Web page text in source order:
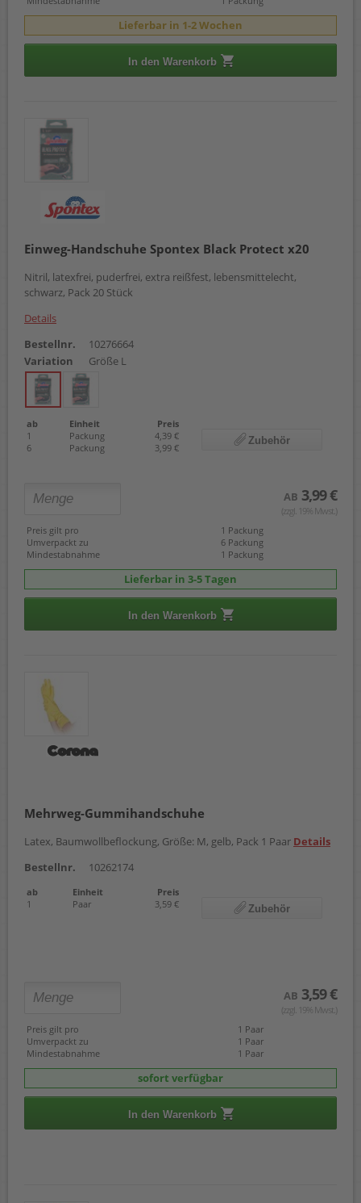
Lieferbar in 1-2 Wochen
In den Warenkorb
Einweg-Handschuhe Spontex Black Protect x20
Nitril, latexfrei, puderfrei, extra reißfest, lebensmittelecht,
schwarz, Pack 20 Stück
Details
Bestellnr.
10276664
Variation
Größe L
ab Einheit
Preis
1
Packung
4,39 €
6
Packung 3,99 €
Zubehör
AB 3,99 €
(zzgl. 19% Mwst.)
Preis gilt pro
1 Packung
Umverpackt zu
6 Packung
Mindestabnahme
1 Packung
Lieferbar in 3-5 Tagen
In den Warenkorb
Mehrweg-Gummihandschuhe
Latex, Baumwollbeflockung, Größe: M, gelb, Pack 1 Paar Details
Bestellnr.
10262174
ab Einheit
Preis
1
Paar 3,59 € Zubehör
AB 3,59 €
(zzgl. 19% Mwst.)
Preis gilt pro
1 Paar
Umverpackt zu
1 Paar
Mindestabnahme
1 Paar
sofort verfügbar
In den Warenkorb